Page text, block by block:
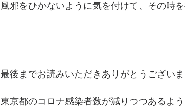
風邪をひかないように気を付けて、その時を
最後までお読みいただきありがとうございま
東京都のコロナ感染者数が減りつつあるよ